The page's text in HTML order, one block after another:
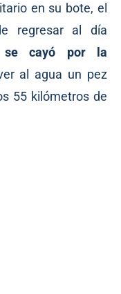
en su bote, el
regresar al día
se cayó por la
al agua un pez
55 kilómetros de